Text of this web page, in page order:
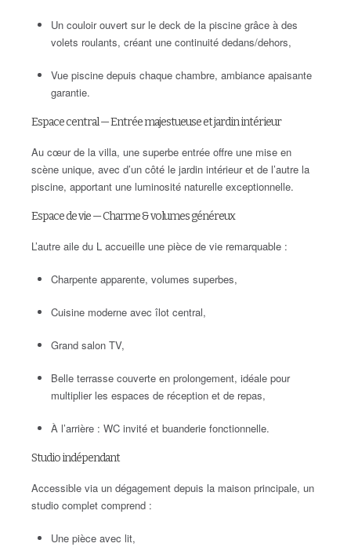
Un couloir ouvert sur le deck de la piscine grâce à des
volets roulants, créant une continuité dedans/dehors,
Vue piscine depuis chaque chambre, ambiance apaisante
garantie.
Espace central — Entrée majestueuse et jardin intérieur
Au cœur de la villa, une superbe entrée offre une mise en
scène unique, avec d’un côté le jardin intérieur et de l’autre la
piscine, apportant une luminosité naturelle exceptionnelle.
Espace de vie — Charme & volumes généreux
L’autre aile du L accueille une pièce de vie remarquable :
Charpente apparente, volumes superbes,
Cuisine moderne avec îlot central,
Grand salon TV,
Belle terrasse couverte en prolongement, idéale pour
multiplier les espaces de réception et de repas,
À l’arrière : WC invité et buanderie fonctionnelle.
Studio indépendant
Accessible via un dégagement depuis la maison principale, un
studio complet comprend :
Une pièce avec lit,